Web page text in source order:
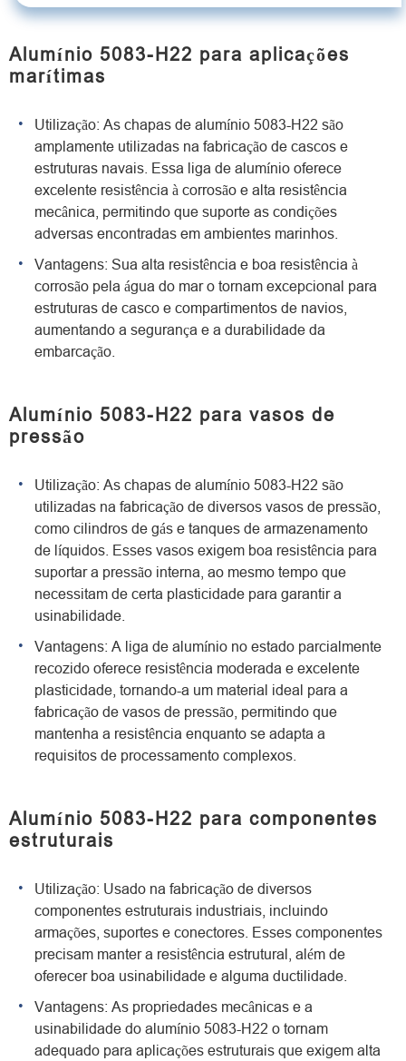
Alumínio 5083-H22 para aplicações
marítimas
Utilização: As chapas de alumínio 5083-H22 são
amplamente utilizadas na fabricação de cascos e
estruturas navais. Essa liga de alumínio oferece
excelente resistência à corrosão e alta resistência
mecânica, permitindo que suporte as condições
adversas encontradas em ambientes marinhos.
Vantagens: Sua alta resistência e boa resistência à
corrosão pela água do mar o tornam excepcional para
estruturas de casco e compartimentos de navios,
aumentando a segurança e a durabilidade da
embarcação.
Alumínio 5083-H22 para vasos de
pressão
Utilização: As chapas de alumínio 5083-H22 são
utilizadas na fabricação de diversos vasos de pressão,
como cilindros de gás e tanques de armazenamento
de líquidos. Esses vasos exigem boa resistência para
suportar a pressão interna, ao mesmo tempo que
necessitam de certa plasticidade para garantir a
usinabilidade.
Vantagens: A liga de alumínio no estado parcialmente
recozido oferece resistência moderada e excelente
plasticidade, tornando-a um material ideal para a
fabricação de vasos de pressão, permitindo que
mantenha a resistência enquanto se adapta a
requisitos de processamento complexos.
Alumínio 5083-H22 para componentes
estruturais
Utilização: Usado na fabricação de diversos
componentes estruturais industriais, incluindo
armações, suportes e conectores. Esses componentes
precisam manter a resistência estrutural, além de
oferecer boa usinabilidade e alguma ductilidade.
Vantagens: As propriedades mecânicas e a
usinabilidade do alumínio 5083-H22 o tornam
adequado para aplicações estruturais que exigem alta